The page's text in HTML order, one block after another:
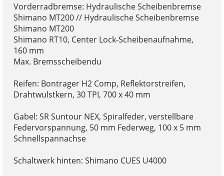
Vorderradbremse: Hydraulische Scheibenbremse
Shimano MT200 // Hydraulische Scheibenbremse
Shimano MT200
Shimano RT10, Center Lock-Scheibenaufnahme,
160 mm
Max. Bremsscheibendu
Reifen: Bontrager H2 Comp, Reflektorstreifen,
Drahtwulstkern, 30 TPI, 700 x 40 mm
Gabel: SR Suntour NEX, Spiralfeder, verstellbare
Federvorspannung, 50 mm Federweg, 100 x 5 mm
Schnellspannachse
Schaltwerk hinten: Shimano CUES U4000